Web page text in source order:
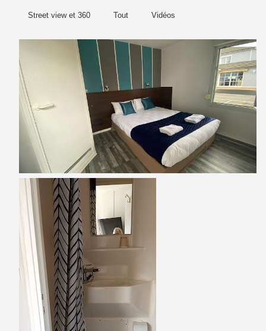
Street view et 360 Tout Vidéos